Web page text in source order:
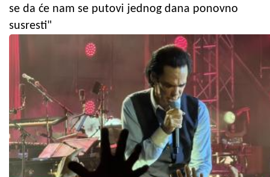
se da će nam se putovi jednog dana ponovno
susresti"